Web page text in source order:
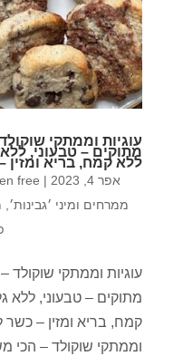
עוגיות וממתקי
מתוקים – טבעוני,
ללא קמח, בריא ומזין
אפר 4, 2023 |
free
ממרחים ומיני ׳גבינות׳,
עוגיות וממתקי
מתוקים – טבעוני, ללא
קמח, בריא ומזין – כשר
וממתקי שוקולד –